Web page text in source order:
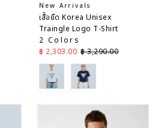
New Arrivals
เสื้อยืด Korea Unisex
Traingle Logo T-Shirt
2 Colors
ราคาลด
฿ 2,303.00 ราคาปกติ
฿ 3,290.00
White Navy